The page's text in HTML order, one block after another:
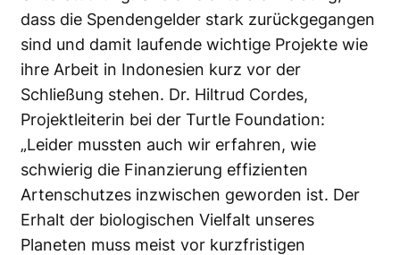
dass die Spendengelder stark zurückgegangen
sind und damit laufende wichtige Projekte wie
ihre Arbeit in Indonesien kurz vor der
Schließung stehen. Dr. Hiltrud Cordes,
Projektleiterin bei der Turtle Foundation:
„Leider mussten auch wir erfahren, wie
schwierig die Finanzierung effizienten
Artenschutzes inzwischen geworden ist. Der
Erhalt der biologischen Vielfalt unseres
Planeten muss meist vor kurzfristigen